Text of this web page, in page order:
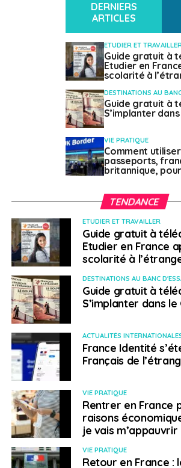
3 329 (Inscrits au registre des
INDICATIF TÉLÉPHONIQUE
Contacts
Chambre de commerce :www.ccifer.ro
Ambassade de France :
Travailler
› Les conditions légales pour
travailler
En tant que citoyen de l’Union
séjour en Roumanie n’excède pas 90
d’être en possession d’une pièce
validité (passeport ou carte d’identité
valables au moins six mois à compter
d’arrivée sur le territoire roumain), un
DERNIERS
ARTICLES
ETUDIER ET
Guide gratuit à
Etudier en
scolarité à
DESTINATIONS AU
Guide gratuit à
S’implanter
VIE PRATIQUE
Comment
passeports,
britannique,
TENDANCE
ETUDIER ET TRAVAILLER
Guide gratuit à
Etudier en France
scolarité à
DESTINATIONS AU BANC
Guide gratuit à
S’implanter dans le
ACTUALITÉS
France Identité
Français de
VIE PRATIQUE
Rentrer en France
raisons
je vais m’appauvrir
VIE PRATIQUE
Retour en France :